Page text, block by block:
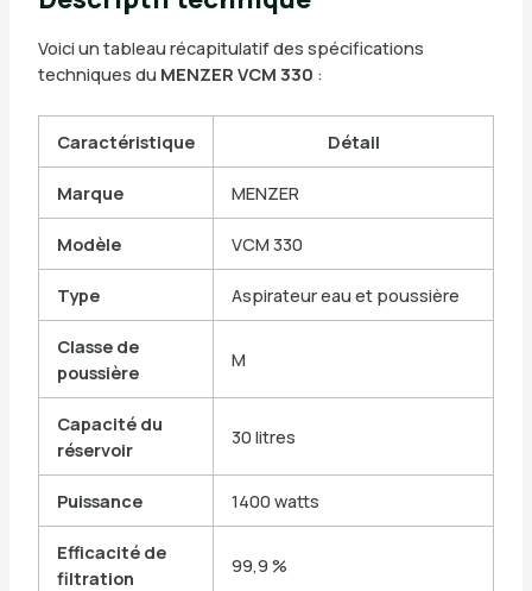
Voici un tableau récapitulatif des spécifications
techniques du MENZER VCM 330 :
Caractéristique Détail
Marque MENZER
Modèle VCM 330
Type Aspirateur eau et poussière
Classe de
poussière
M
Capacité du
réservoir
30 litres
Puissance 1400 watts
Efficacité de
filtration
99,9 %